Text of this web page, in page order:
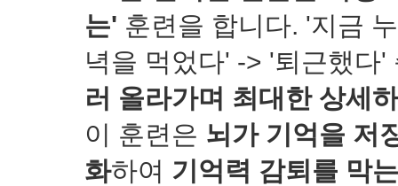
는' 훈련을 합니다. '지금
녁을 먹었다' -> '퇴근했다
러 올라가며 최대한 상세
이 훈련은 뇌가 기억을 저
화하여 기억력 감퇴를 막